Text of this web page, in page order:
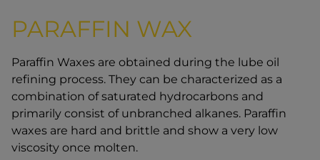
PARAFFIN WAX
Paraffin Waxes are obtained during the lube oil
refining process. They can be characterized as a
combination of saturated hydrocarbons and
primarily consist of unbranched alkanes. Paraffin
waxes are hard and brittle and show a very low
viscosity once molten.